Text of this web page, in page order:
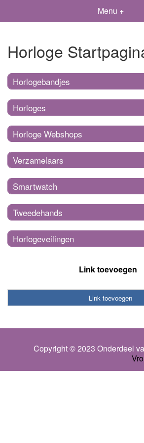
Menu +
Horloge
Horlogebandjes
Horloges
Horloge Webshops
Verzamelaars
Smartwatch
Tweedehands
Horlogeveilingen
Link toevoegen
Link toevoegen
Copyright © 2023 Onderdeel